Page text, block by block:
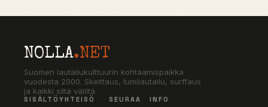
NOLLA.NET
Suomen lautailukulttuurin kohtaamispaikka
vuodesta 2000. Skeittaus, lumilautailu, surffaus
ja kaikki siltä väliltä.
SISÄLTÖ YHTEISÖ SEURAA INFO